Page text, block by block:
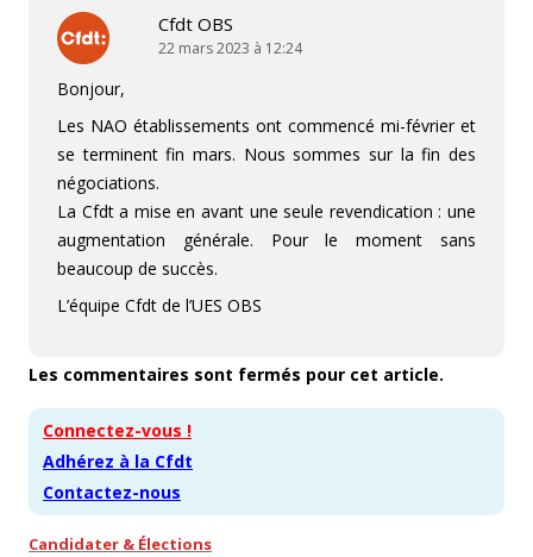
Cfdt OBS
22 mars 2023 à 12:24
Bonjour,
Les NAO établissements ont commencé mi-février et
se terminent fin mars. Nous sommes sur la fin des
négociations.
La Cfdt a mise en avant une seule revendication : une
augmentation générale. Pour le moment sans
beaucoup de succès.
L’équipe Cfdt de l’UES OBS
Les commentaires sont fermés pour cet article.
Connectez-vous !
Adhérez à la Cfdt
Contactez-nous
Candidater & Élections